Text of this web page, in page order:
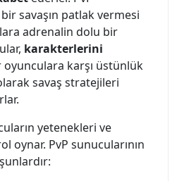
savaşın patlak vermesi
adrenalin dolu bir
karakterlerini
karşı üstünlük
savaş stratejileri
yetenekleri ve
oynar. PvP sunucularının